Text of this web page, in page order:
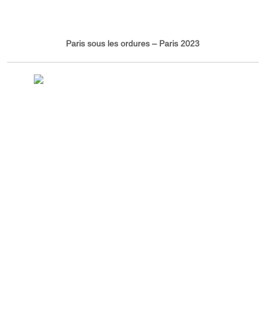
Paris sous les ordures – Paris 2023